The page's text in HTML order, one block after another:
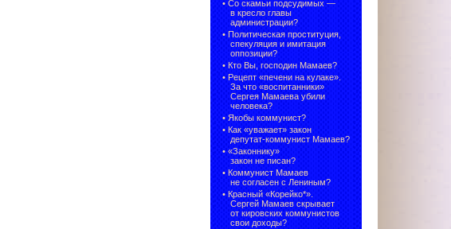
• Со скамьи подсудимых —
в кресло главы
администрации?
• Политическая проституция,
спекуляция и имитация
оппозиции?
• Кто Вы, господин Мамаев?
• Рецепт «печени на кулаке».
За что «воспитанники»
Сергея Мамаева убили
человека?
• Якобы коммунист?
• Как «уважает» закон
депутат-коммунист Мамаев?
• «Законнику»
закон не писан?
• Коммунист Мамаев
не согласен с Лениным?
• Красный «Корейко*».
Сергей Мамаев скрывает
от кировских коммунистов
свои доходы?